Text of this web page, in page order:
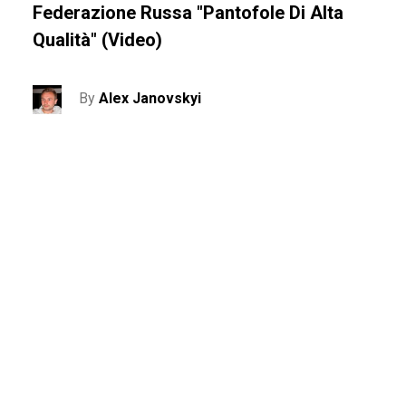
Federazione Russa "pantofole Di Alta
Qualità" (video)
ByAlex Janovskyi